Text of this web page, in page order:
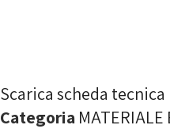
Scarica scheda tecnica
Categoria MATERIALE